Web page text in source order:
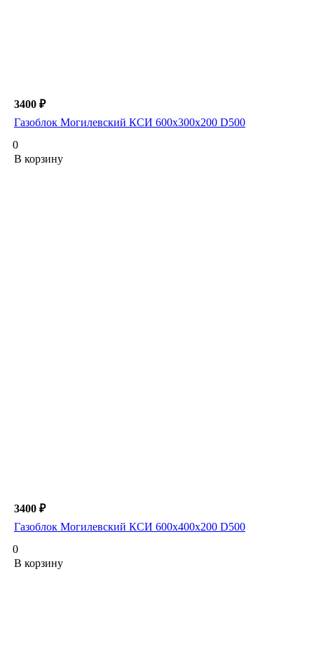
3400 ₽
Газоблок Могилевский КСИ 600х300х200 D500
0
В корзину
3400 ₽
Газоблок Могилевский КСИ 600х400х200 D500
0
В корзину